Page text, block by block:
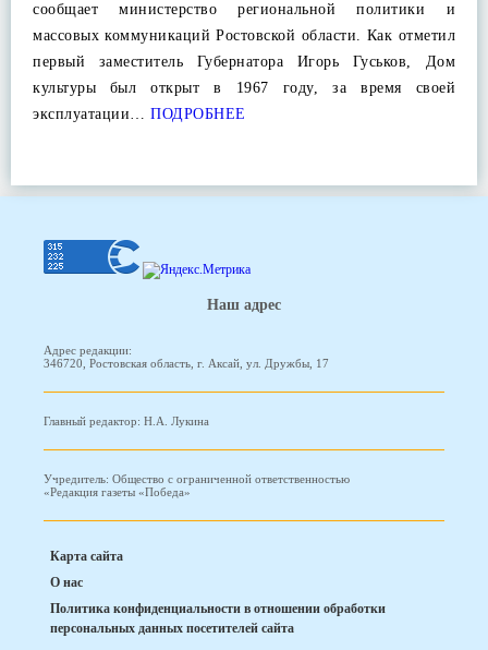
сообщает министерство региональной политики и
массовых коммуникаций Ростовской области. Как отметил
первый заместитель Губернатора Игорь Гуськов, Дом
культуры был открыт в 1967 году, за время своей
эксплуатации… ПОДРОБНЕЕ
Наш адрес
Адрес редакции:
346720, Ростовская область, г. Аксай, ул. Дружбы, 17
Главный редактор: Н.А. Лукина
Учредитель: Общество с ограниченной ответственностью
«Редакция газеты «Победа»
Карта сайта
О нас
Политика конфиденциальности в отношении обработки
персональных данных посетителей сайта